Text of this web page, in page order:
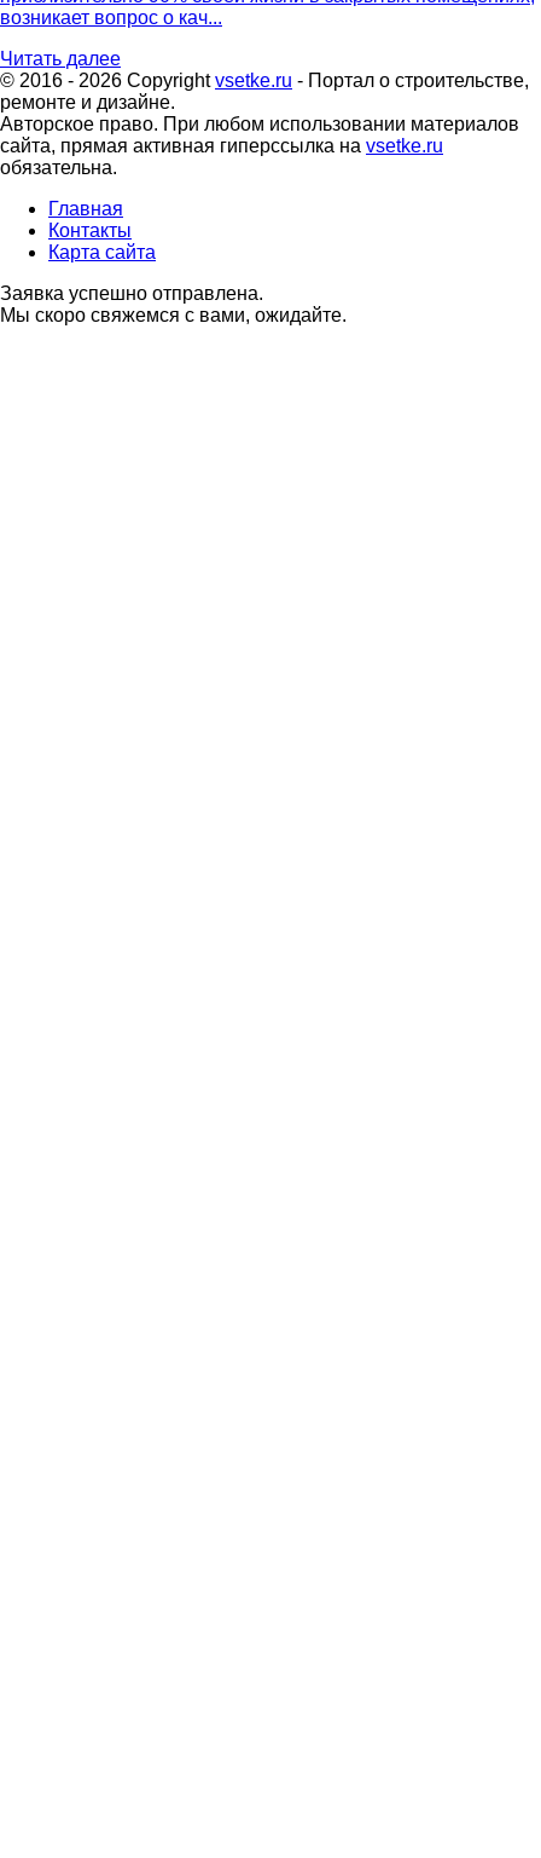
возникает вопрос о кач...
Читать далее
© 2016 - 2026 Copyrightvsetke.ru - Портал о строительстве,
ремонте и дизайне.
Авторское право. При любом использовании материалов
сайта, прямая активная гиперссылка на vsetke.ru
обязательна.
Главная
Контакты
Карта сайта
Заявка успешно отправлена.
Мы скоро свяжемся с вами, ожидайте.